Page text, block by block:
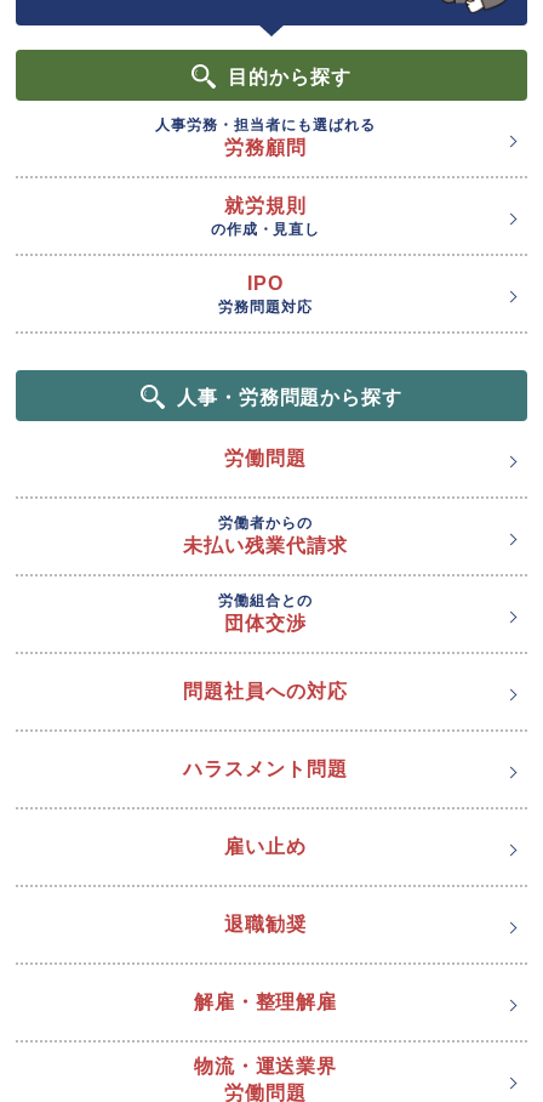
目的から探す
人事労務・担当者にも選ばれる
労務顧問
就労規則
の作成・見直し
IPO
労務問題対応
人事・労務問題から探す
労働問題
労働者からの
未払い残業代請求
労働組合との
団体交渉
問題社員への対応
ハラスメント問題
雇い止め
退職勧奨
解雇・整理解雇
物流・運送業界
労働問題